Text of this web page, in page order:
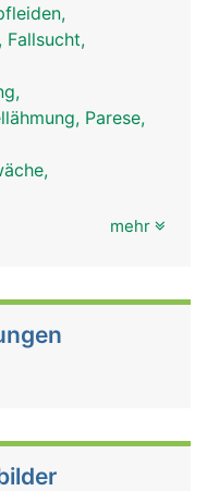
Fallsucht,
Parese,
mehr